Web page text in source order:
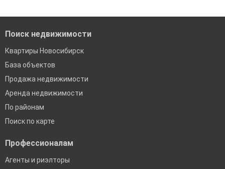
Поиск недвижимости
Квартиры Новосибирск
База объектов
Продажа недвижимости
Аренда недвижимости
По районам
Поиск по карте
Профессионалам
Агенты и риэлторы